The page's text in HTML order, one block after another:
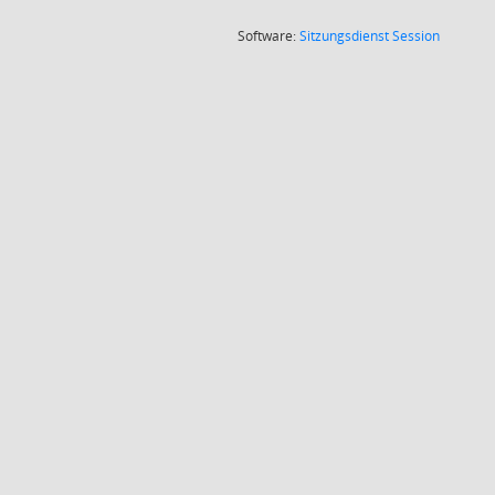
Software:SitzungsdienstSession(Wird in